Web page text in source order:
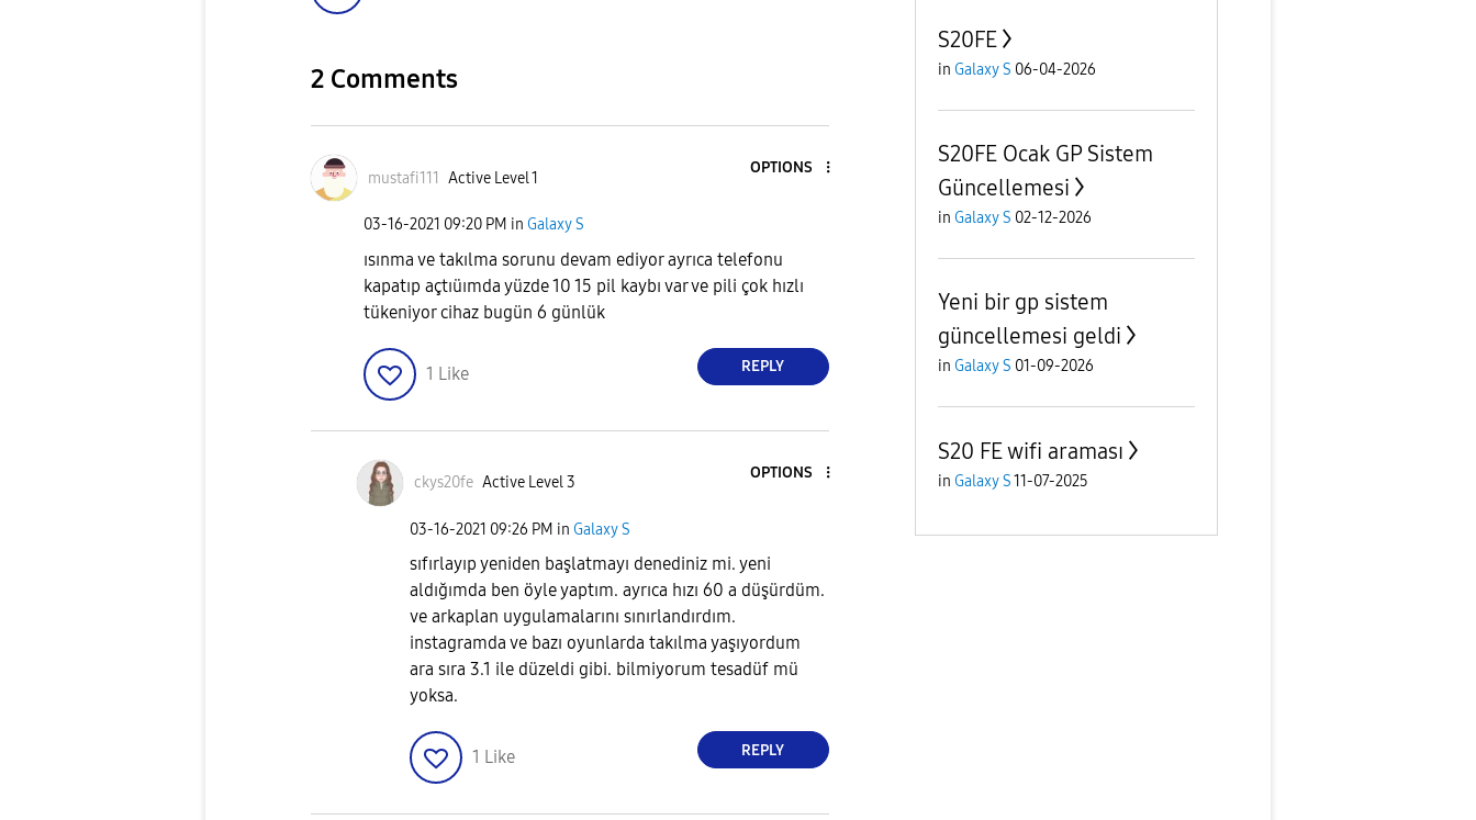
2 Comments
mustafi111 Active Level 1
OPTIONS
‎03-16-2021 09:20 PM in Galaxy S
ısınma ve takılma sorunu devam ediyor ayrıca telefonu
kapatıp açtıüımda yüzde 10 15 pil kaybı var ve pili çok hızlı
tükeniyor cihaz bugün 6 günlük
1 Like REPLY
ckys20fe Active Level 3
OPTIONS
‎03-16-2021 09:26 PM in Galaxy S
sıfırlayıp yeniden başlatmayı denediniz mi. yeni
aldığımda ben öyle yaptım. ayrıca hızı 60 a düşürdüm.
ve arkaplan uygulamalarını sınırlandırdım.
instagramda ve bazı oyunlarda takılma yaşıyordum
ara sıra 3.1 ile düzeldi gibi. bilmiyorum tesadüf mü
yoksa.
1 Like REPLY
S20FE
in Galaxy S 06-04-2026
S20FE Ocak GP Sistem
Güncellemesi
in Galaxy S 02-12-2026
Yeni bir gp sistem
güncellemesi geldi
in Galaxy S 01-09-2026
S20 FE wifi araması
in Galaxy S11-07-2025